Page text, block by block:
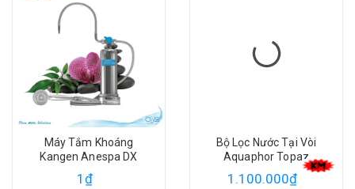
Máy Tắm Khoáng
Kangen Anespa DX
1₫
Bộ Lọc Nước Tại Vòi
Aquaphor Topaz
1.100.000₫